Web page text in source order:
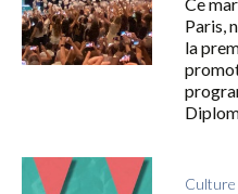
Paris,
la
Culture